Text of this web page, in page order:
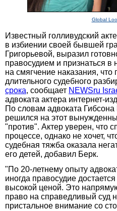
Global
Известный голливудский
в избиении своей бывшей
Григорьевой, выразил
правосудием и признаться
на смягчение наказания, что
длительного судебного
срока, сообщает NEWSru
адвоката актера интернет-
По словам адвоката
решился на этот
"против". Актер уверен, что
процессе, однако не хочет,
судебная тяжба оказала
его детей, добавил Берк.
"По 20-летнему опыту
иногда правосудие
высокой ценой. Это
право на справедливый суд
пристальное внимание со